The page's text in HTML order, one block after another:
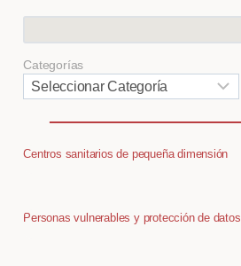
Categorías
Centros sanitarios de pequeña dimensión
Personas vulnerables y protección de datos